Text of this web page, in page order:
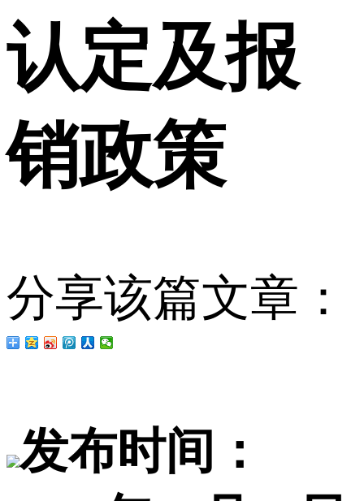
认定及报
销政策
分享该篇文章：
发布时间：